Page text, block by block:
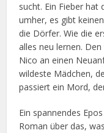
sucht. Ein Fieber hat
umher, es gibt
die Dörfer. Wie die
alles neu lernen.
Nico an einen
wildeste Mädchen,
passiert ein Mord,
Ein spannendes
Roman über das,